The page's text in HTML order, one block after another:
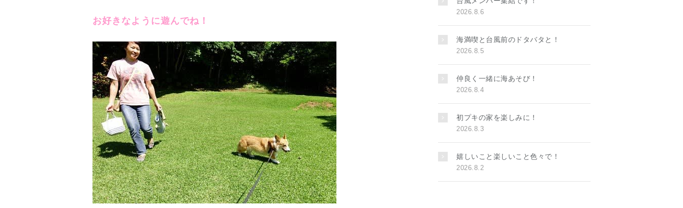
お好きなように遊んでね！
2026.8.6
海満喫と台風前のドタバタと！
2026.8.5
仲良く一緒に海あそび！
2026.8.4
初プキの家を楽しみに！
2026.8.3
嬉しいこと楽しいこと色々で！
2026.8.2